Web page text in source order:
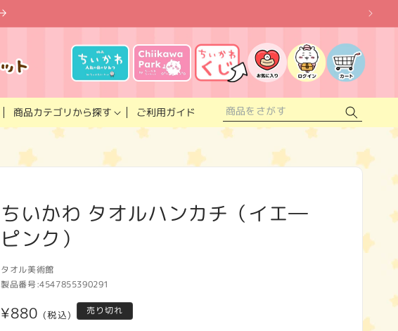
商品カテゴリから探す ご利用ガイド
入
り
ス
ト
グ
イ
カ
ー
ト
ちいかわ タオルハンカチ（イエ―
ピンク）
タオル美術館
製品番号:4547855390291
通
¥880 (税込) 売り切れ